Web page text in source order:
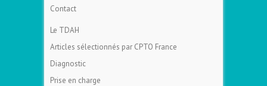
Contact
Le TDAH
Articles sélectionnés par CPTO France
Diagnostic
Prise en charge